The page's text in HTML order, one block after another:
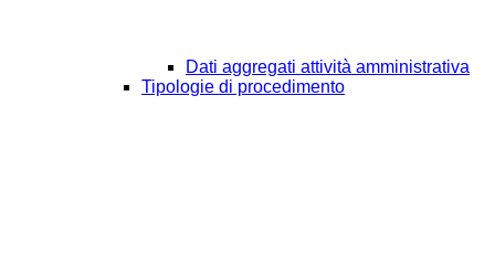
Dati aggregati attività amministrativa
Tipologie di procedimento